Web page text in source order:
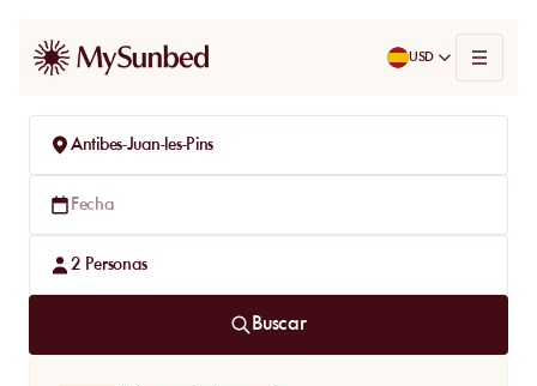
USD
Antibes-Juan-les-Pins
Fecha
2 Personas
Buscar